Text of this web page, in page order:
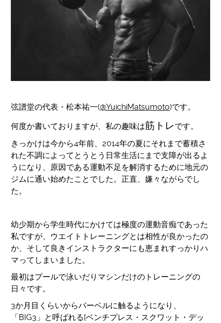
弦譜堂の代表・松本祐一(@YuichiMatsumoto)です。
何度か書いておりますが、私の趣味は筋トレです。
きっかけは今から4年前、2014年の夏にそれまで蓄積さ
れた不調によってとうとう日常生活にまで支障が出るよ
うになり、原因である運動不足を解消するために地元の
ジムに通い始めたことでした。正直、嫌々ながらでし
た。
幼少期から学生時代にかけては極度の運動音痴であった
私ですが、ウエイトトレーニングとは相性が良かったの
か、そして良きインストラクターにも恵まれすっかりハ
マってしまいました。
最初はプールで泳いだりマシンだけのトレーニングの
日々です。
3か月目くらいからバーベルに触るようになり、
「BIG3」と呼ばれる[ベンチプレス・スクワット・デッ